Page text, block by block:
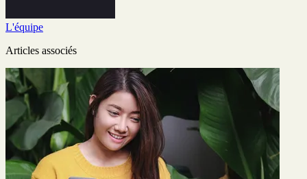
L'équipe
Articles associés